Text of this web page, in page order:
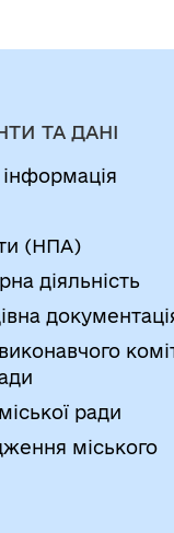
ТА ДАНІ
(НПА)
діяльність
ради
міського